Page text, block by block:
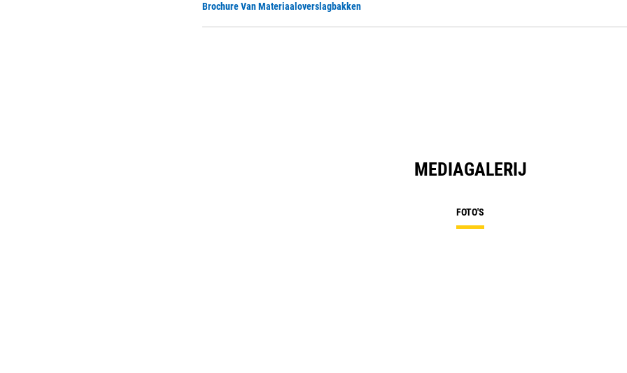
Brochure Van Materiaaloverslagbakken
MEDIAGALERIJ
FOTO'S